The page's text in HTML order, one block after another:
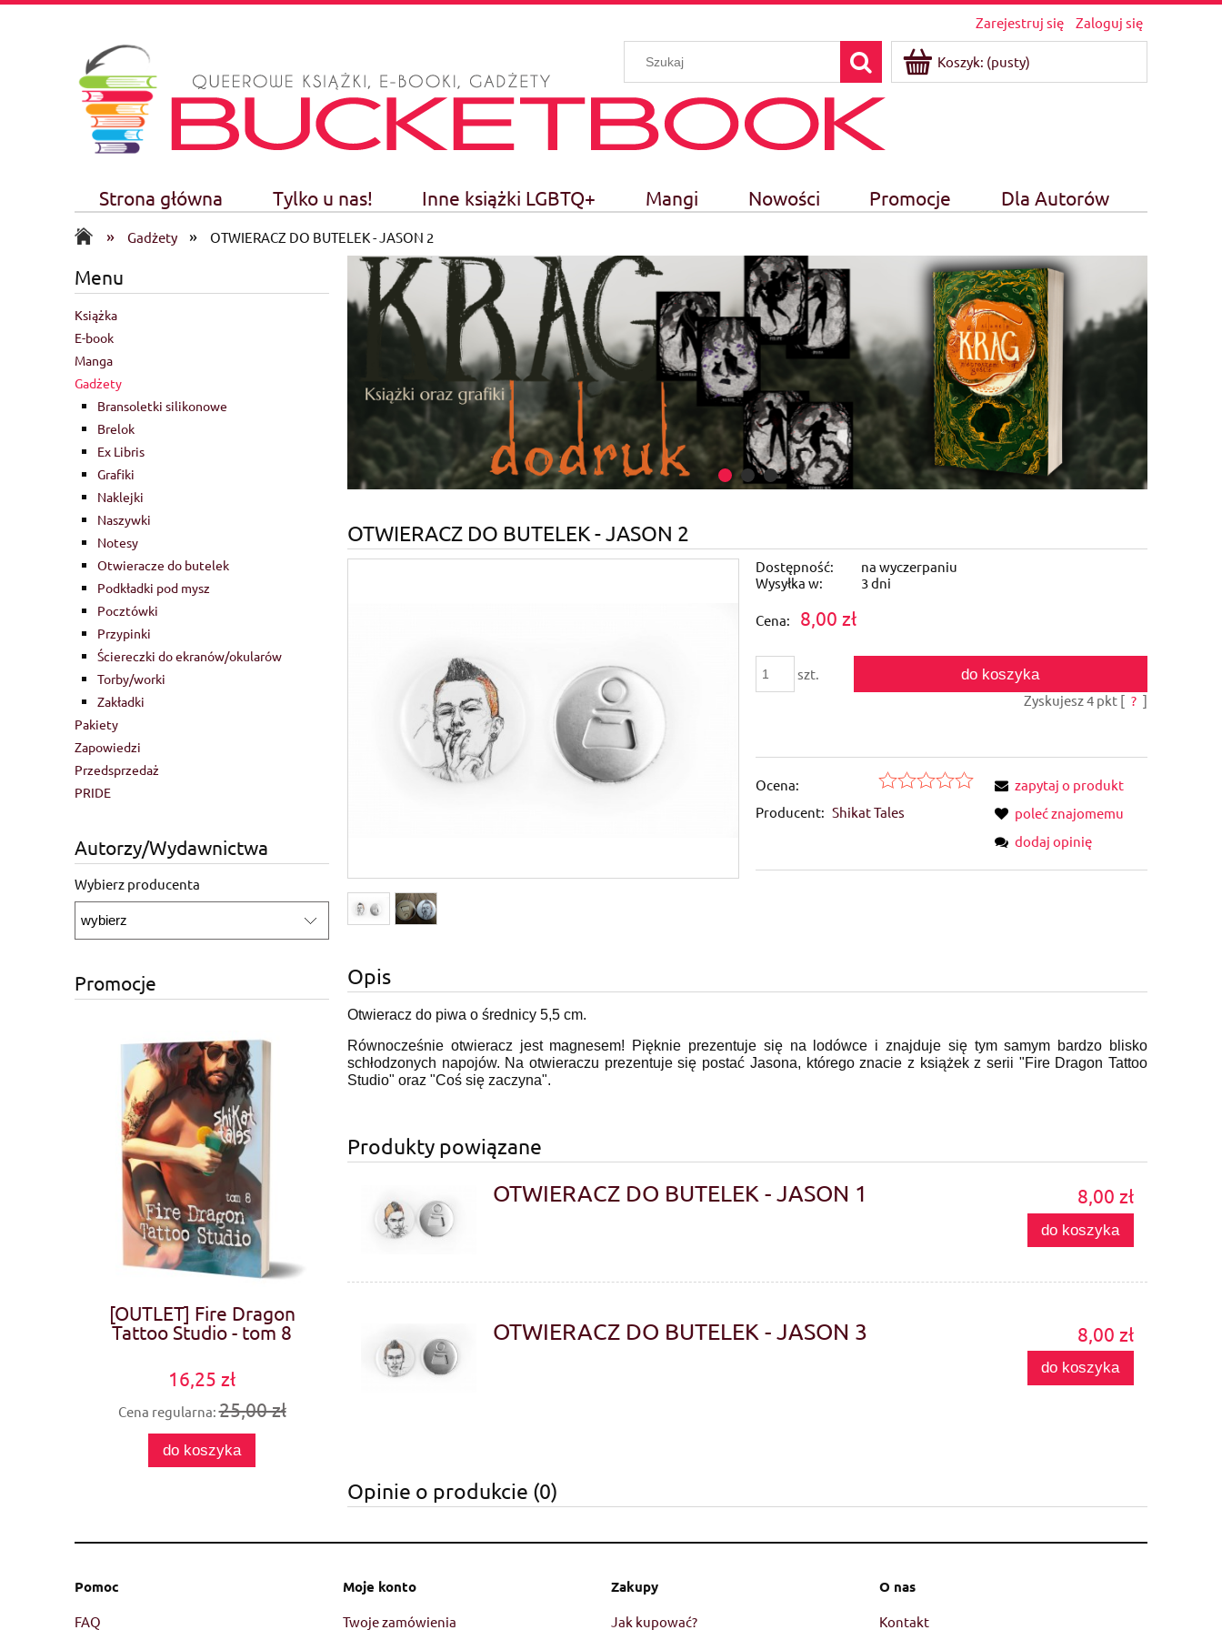
Zarejestruj się Zaloguj się
Koszyk: (pusty)
Strona główna Tylko u nas! Inne książki LGBTQ+ Mangi Nowości Promocje Dla Autorów
» Gadżety » OTWIERACZ DO BUTELEK - JASON 2
Menu
Książka
E-book
Manga
Gadżety
Bransoletki silikonowe
Brelok
Ex Libris
Grafiki
Naklejki
Naszywki
Notesy
Otwieracze do butelek
Podkładki pod mysz
Pocztówki
Przypinki
Ściereczki do ekranów/okularów
Torby/worki
Zakładki
Pakiety
Zapowiedzi
Przedsprzedaż
PRIDE
Autorzy/Wydawnictwa
Wybierz producenta
Promocje
[OUTLET] Fire Dragon
Tattoo Studio - tom 8
16,25 zł
Cena regularna:25,00 zł
do koszyka
OTWIERACZ DO BUTELEK - JASON 2
Dostępność:
na wyczerpaniu
Wysyłka w:
3 dni
Cena: 8,00 zł
szt. do koszyka
Zyskujesz4pkt [ ? ]
Ocena:
Producent: Shikat Tales
zapytaj o produkt
poleć znajomemu
dodaj opinię
Opis
Otwieracz do piwa o średnicy 5,5 cm.
Równocześnie otwieracz jest magnesem! Pięknie prezentuje się na lodówce i znajduje się tym samym bardzo blisko
schłodzonych napojów. Na otwieraczu prezentuje się postać Jasona, którego znacie z książek z serii "Fire Dragon Tattoo
Studio" oraz "Coś się zaczyna".
Produkty powiązane
OTWIERACZ DO BUTELEK - JASON 1 8,00 zł
do koszyka
OTWIERACZ DO BUTELEK - JASON 3 8,00 zł
do koszyka
Opinie o produkcie (0)
Pomoc
FAQ
Moje konto
Twoje zamówienia
Zakupy
Jak kupować?
O nas
Kontakt